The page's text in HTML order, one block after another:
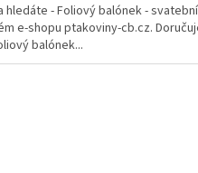
hledáte - Foliový balónek -
e-shopu ptakoviny-cb.cz.
balónek...